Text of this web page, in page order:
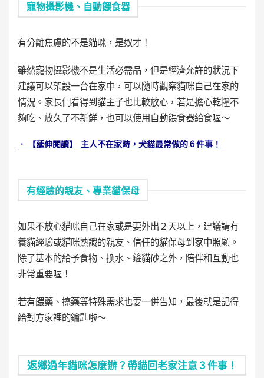
寵物攝影機、自動餵食器
有分離焦慮的不是貓咪，是奴才！
雖然寵物攝影機不是生活必需品，但是經濟允許的狀況下
建議可以架設一台在家中，可以隨時觀察貓咪自己在家的
情況。家長們看得到貓主子也比較放心，若是擔心乾糧不
夠吃、放久了不新鮮，也可以使用自動餵食器給食喔～
． 【延伸閱讀】 主人不在家時，犬貓最常做的６件事！
有經驗的親友、專業貓保母
如果不放心貓咪自己在家或是要外出２天以上，建議請有
養貓經驗或貓咪熟識的親友、信任的貓保母到家中照顧。
除了基本的給予食物、換水、鏟貓砂之外，陪伴和互動也
非常重要喔！
若有餵藥、擦藥等特殊需求也要一併告知，最後就是記得
給對方家裡的鑰匙啦～
返鄉過年貓咪怎麼辦？帶貓回老家注意３件事！